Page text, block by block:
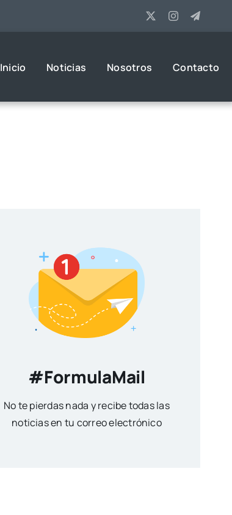
Inicio Noticias Nosotros Contacto
#FormulaMail
No te pierdas nada y recibe todas las
noticias en tu correo electrónico